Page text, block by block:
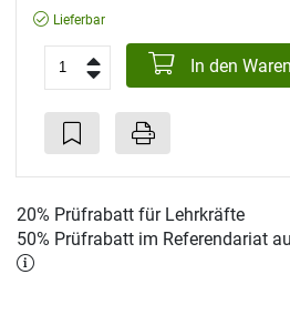
Lieferbar
In den
20% Prüfrabatt für Lehrkräfte
50% Prüfrabatt im Referendariat